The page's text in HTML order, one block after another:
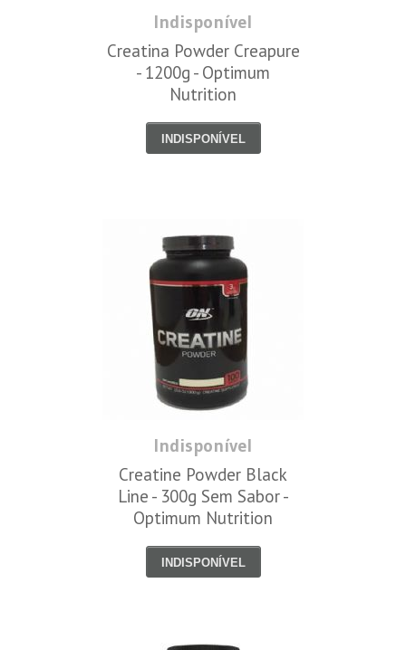
Indisponível
Creatina Powder Creapure
- 1200g - Optimum
Nutrition
INDISPONÍVEL
Indisponível
Creatine Powder Black
Line - 300g Sem Sabor -
Optimum Nutrition
INDISPONÍVEL